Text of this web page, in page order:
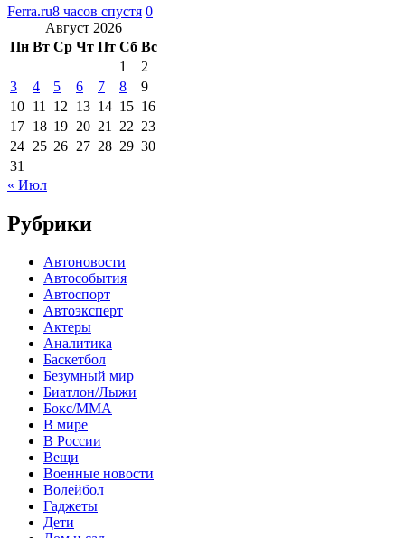
Ferra.ru8 часов спустя 0
Август 2026
Пн Вт Ср Чт Пт Сб Вс
1
2
3
4 5 6 7 8
9
10 11 12 13 14 15 16
17 18 19 20 21 22 23
24 25 26 27 28 29 30
31
« Июл
Рубрики
Автоновости
Автособытия
Автоспорт
Автоэксперт
Актеры
Аналитика
Баскетбол
Безумный мир
Биатлон/Лыжи
Бокс/MMA
В мире
В России
Вещи
Военные новости
Волейбол
Гаджеты
Дети